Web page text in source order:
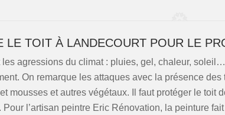
LE TOIT À LANDECOURT POUR LE
les agressions du climat : pluies, gel, chaleur,
On remarque les attaques avec la présence
mousses et autres végétaux. Il faut protéger le toit
Pour l’artisan peintre Eric Rénovation, la peinture